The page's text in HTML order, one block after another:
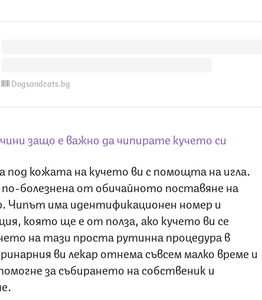
Dogsandcats.bg
защо е важно да чипирате кучето си
под кожата на кучето ви с помощта на игла.
болезнена от обичайното поставяне на
Чипът има идентификационен номер и
която ще е от полза, ако кучето ви се
на тази проста рутинна процедура в
ви лекар отнема съвсем малко време и
за събирането на собственик и